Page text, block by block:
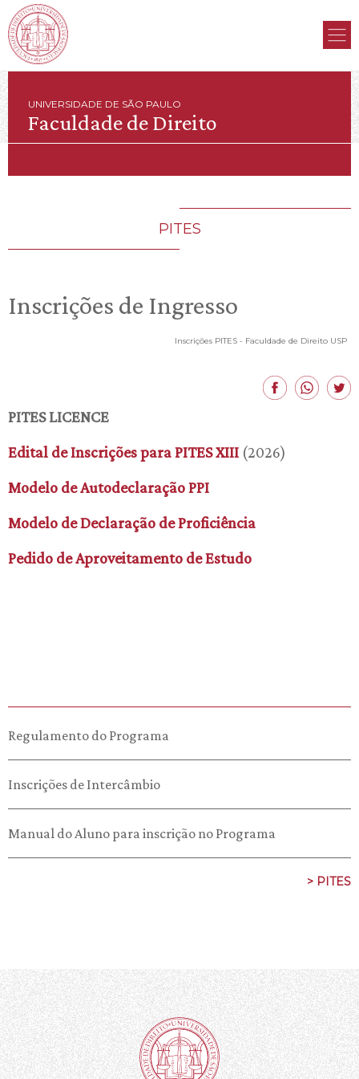
UNIVERSIDADE DE SÃO PAULO
Faculdade de Direito
PITES
Inscrições de Ingresso
Inscrições PITES - Faculdade de Direito USP
PITES LICENCE
Edital de Inscrições para PITES XIII (2026)
Modelo de Autodeclaração PPI
Modelo de Declaração de Proficiência
Pedido de Aproveitamento de Estudo
Regulamento do Programa
Inscrições de Intercâmbio
Manual do Aluno para inscrição no Programa
> PITES